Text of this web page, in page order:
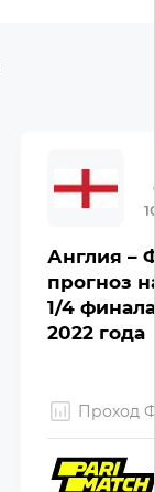
Англия –
прогноз
1/4
2022 года
Проход